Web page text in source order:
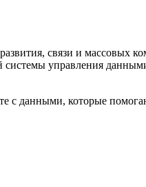
связи и
системы управления
данными, которые